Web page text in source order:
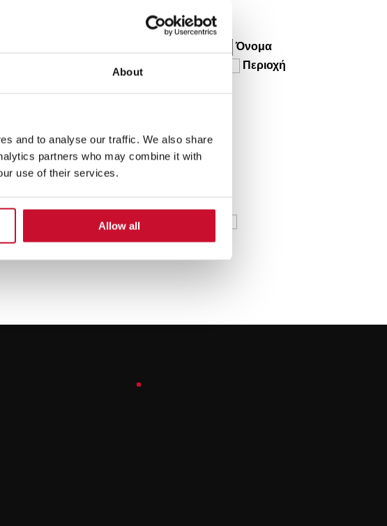
About
and to analyse our traffic. We also share
partners who may combine it with
use of their services.
Allow all
Όνομα
Περιοχή